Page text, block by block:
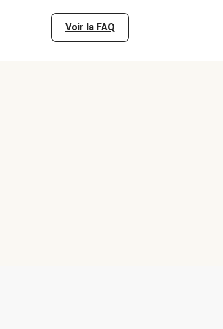
Voir la FAQ